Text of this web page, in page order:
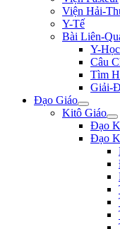
Viện Hải-
Y-Tế
Bài Liên-
Y-
Câu
Tìm
Giải-
Đạo Giáo
Kitô Giáo
Đạo
Đạo